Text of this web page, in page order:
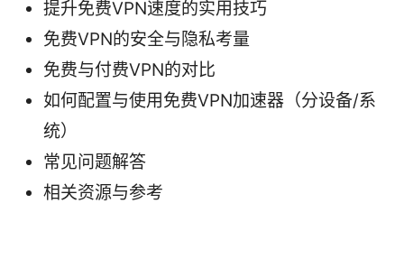
提升免费VPN速度的实用技巧
免费VPN的安全与隐私考量
免费与付费VPN的对比
如何配置与使用免费VPN加速器（分设备/系
统）
常见问题解答
相关资源与参考